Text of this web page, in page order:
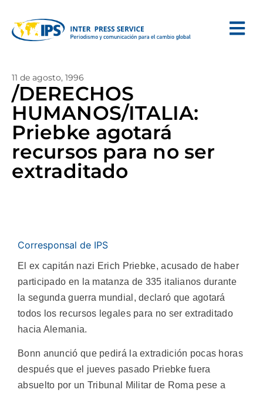
11 de agosto, 1996
/DERECHOS
HUMANOS/ITALIA:
Priebke agotará
recursos para no ser
extraditado
Corresponsal de IPS
El ex capitán nazi Erich Priebke, acusado de haber
participado en la matanza de 335 italianos durante
la segunda guerra mundial, declaró que agotará
todos los recursos legales para no ser extraditado
hacia Alemania.
Bonn anunció que pedirá la extradición pocas horas
después que el jueves pasado Priebke fuera
absuelto por un Tribunal Militar de Roma pese a